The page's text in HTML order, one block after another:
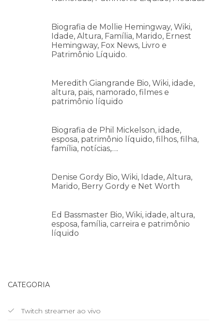
Biografia de Mollie Hemingway, Wiki,
Idade, Altura, Família, Marido, Ernest
Hemingway, Fox News, Livro e
Patrimônio Líquido.
Meredith Giangrande Bio, Wiki, idade,
altura, pais, namorado, filmes e
patrimônio líquido
Biografia de Phil Mickelson, idade,
esposa, patrimônio líquido, filhos, filha,
família, notícias,….
Denise Gordy Bio, Wiki, Idade, Altura,
Marido, Berry Gordy e Net Worth
Ed Bassmaster Bio, Wiki, idade, altura,
esposa, família, carreira e patrimônio
líquido
CATEGORIA
Twitch streamer ao vivo